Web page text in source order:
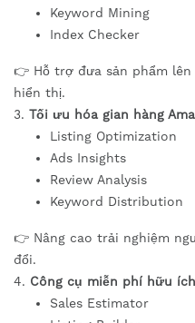
Keyword Mining
Index Checker
👉 Hỗ trợ đưa sản phẩm
hiển thị.
3. Tối ưu hóa gian hàng
Listing Optimization
Ads Insights
Review Analysis
Keyword Distribution
👉 Nâng cao trải nghiệm
đổi.
4. Công cụ miễn phí hữu ích
Sales Estimator